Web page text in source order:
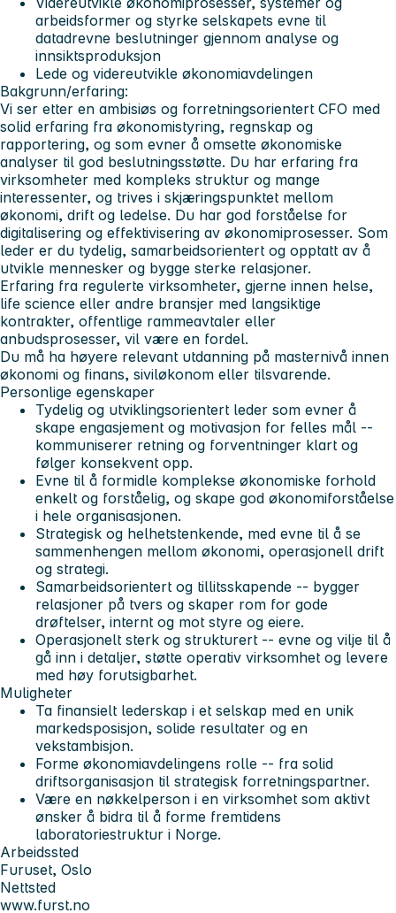
arbeidsformer og styrke selskapets evne til
datadrevne beslutninger gjennom analyse og
innsiktsproduksjon
Lede og videreutvikle økonomiavdelingen
Bakgrunn/erfaring:
Vi ser etter en ambisiøs og forretningsorientert CFO med
solid erfaring fra økonomistyring, regnskap og
rapportering, og som evner å omsette økonomiske
analyser til god beslutningsstøtte. Du har erfaring fra
virksomheter med kompleks struktur og mange
interessenter, og trives i skjæringspunktet mellom
økonomi, drift og ledelse. Du har god forståelse for
digitalisering og effektivisering av økonomiprosesser. Som
leder er du tydelig, samarbeidsorientert og opptatt av å
utvikle mennesker og bygge sterke relasjoner.
Erfaring fra regulerte virksomheter, gjerne innen helse,
life science eller andre bransjer med langsiktige
kontrakter, offentlige rammeavtaler eller
anbudsprosesser, vil være en fordel.
Du må ha høyere relevant utdanning på masternivå innen
økonomi og finans, siviløkonom eller tilsvarende.
Personlige egenskaper
Tydelig og utviklingsorientert leder som evner å
skape engasjement og motivasjon for felles mål --
kommuniserer retning og forventninger klart og
følger konsekvent opp.
Evne til å formidle komplekse økonomiske forhold
enkelt og forståelig, og skape god økonomiforståelse
i hele organisasjonen.
Strategisk og helhetstenkende, med evne til å se
sammenhengen mellom økonomi, operasjonell drift
og strategi.
Samarbeidsorientert og tillitsskapende -- bygger
relasjoner på tvers og skaper rom for gode
drøftelser, internt og mot styre og eiere.
Operasjonelt sterk og strukturert -- evne og vilje til å
gå inn i detaljer, støtte operativ virksomhet og levere
med høy forutsigbarhet.
Muligheter
Ta finansielt lederskap i et selskap med en unik
markedsposisjon, solide resultater og en
vekstambisjon.
Forme økonomiavdelingens rolle -- fra solid
driftsorganisasjon til strategisk forretningspartner.
Være en nøkkelperson i en virksomhet som aktivt
ønsker å bidra til å forme fremtidens
laboratoriestruktur i Norge.
Arbeidssted
Furuset, Oslo
Nettsted
www.furst.no